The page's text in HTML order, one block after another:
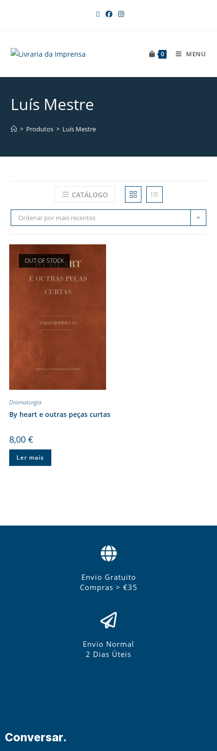
0 MENU
Luís Mestre
> Produtos > Luís Mestre
CATÁLOGO
Ordenar por mais recentes
OUT OF STOCK
Dramaturgia
By heart e outras peças curtas
8,00 €
Ler mais
Envio Gratuito
Compras > €35
Envio Normal
2 Dias Úteis
Conversar.